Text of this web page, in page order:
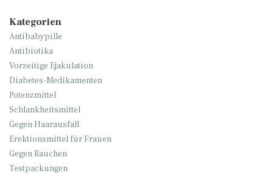
Kategorien
Antibabypille
Antibiotika
Vorzeitige Ejakulation
Diabetes-Medikamenten
Potenzmittel
Schlankheitsmittel
Gegen Haarausfall
Erektionsmittel für Frauen
Gegen Rauchen
Testpackungen